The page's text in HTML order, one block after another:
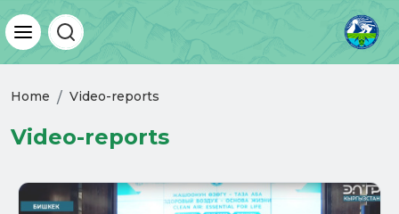
Home Video-reports
Video-reports